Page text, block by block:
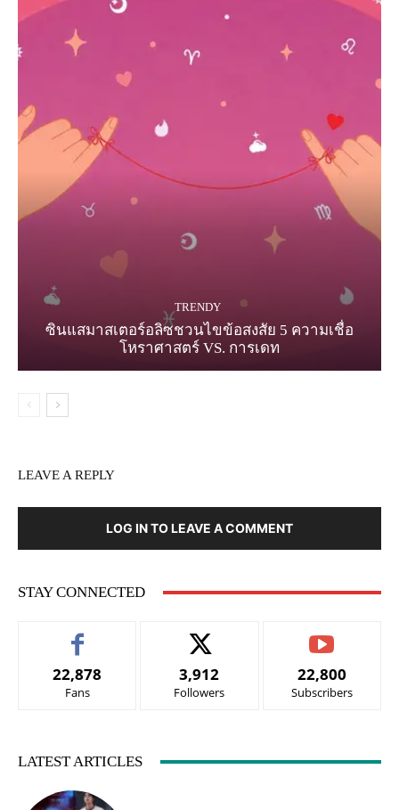
TRENDY
ซินแสมาสเตอร์อลิซชวนไขข้อสงสัย 5 ความเชื่อ
โหราศาสตร์ VS. การเดท
LEAVE A REPLY
LOG IN TO LEAVE A COMMENT
STAY CONNECTED
22,878
Fans
3,912
Followers
22,800
Subscribers
LATEST ARTICLES